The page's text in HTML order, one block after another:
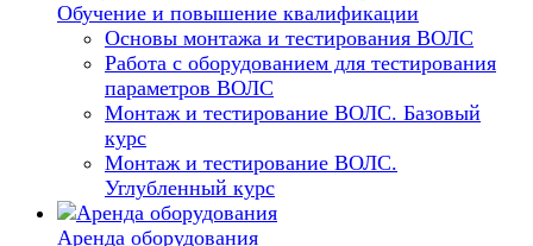
Обучение и повышение квалификации
Основы монтажа и тестирования ВОЛС
Работа с оборудованием для тестирования
параметров ВОЛС
Монтаж и тестирование ВОЛС. Базовый
курс
Монтаж и тестирование ВОЛС.
Углубленный курс
Аренда оборудования